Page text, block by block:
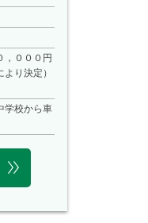
，０００円
り決定）
学校から車